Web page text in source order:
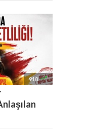
918 